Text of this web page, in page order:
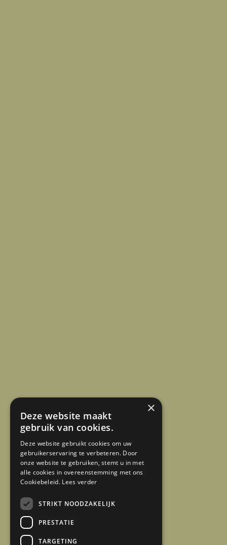
×
Deze website maakt
gebruik van cookies.
Deze website gebruikt cookies om uw
gebruikerservaring te verbeteren. Door
onze website te gebruiken, stemt u in met
alle cookies in overeenstemming met ons
Cookiebeleid. Lees verder
STRIKT NOODZAKELIJK
PRESTATIE
TARGETING